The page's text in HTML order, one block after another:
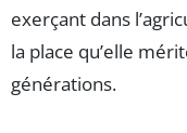
exerçant dans
la place qu’elle
générations.